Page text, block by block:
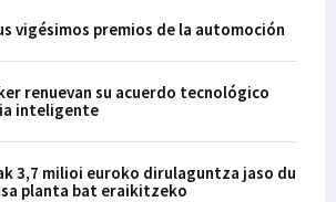
vigésimos premios de la automoción
renuevan su acuerdo tecnológico
inteligente
3,7 milioi euroko dirulaguntza jaso du
planta bat eraikitzeko